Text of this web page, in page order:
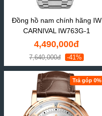
Đồng hồ nam chính hãng IW
CARNIVAL IW763G-1
4,490,000đ
7,640,000đ -41%
Trả góp 0%